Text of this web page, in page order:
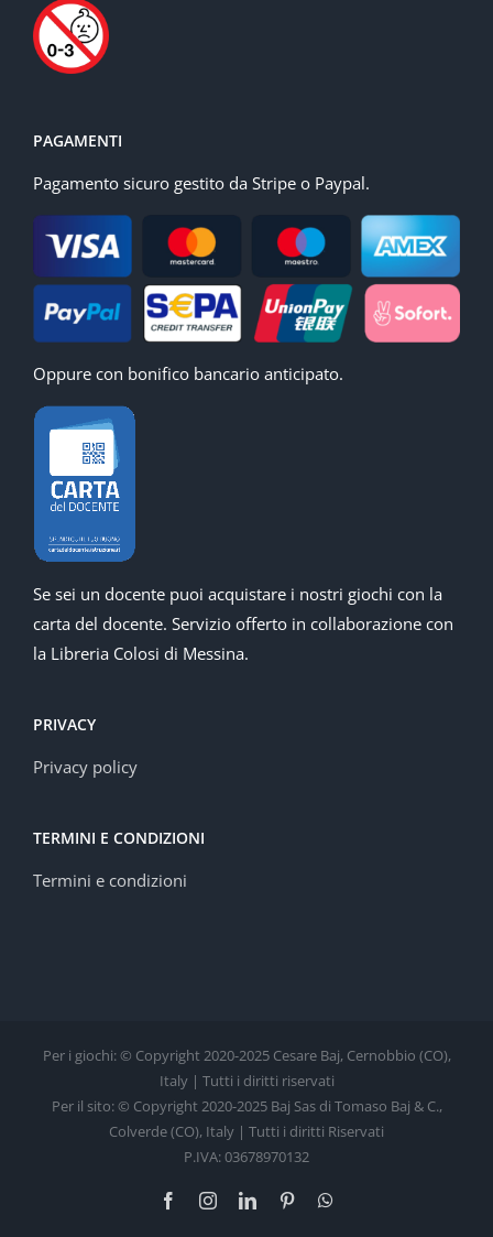
PAGAMENTI
Pagamento sicuro gestito da Stripe o Paypal.
Oppure con bonifico bancario anticipato.
Se sei un docente puoi acquistare i nostri giochi con la
carta del docente. Servizio offerto in collaborazione con
la Libreria Colosi di Messina.
PRIVACY
Privacy policy
TERMINI E CONDIZIONI
Termini e condizioni
Per i giochi: © Copyright 2020-2025 Cesare Baj, Cernobbio (CO),
Italy | Tutti i diritti riservati
Per il sito: © Copyright 2020-2025 Baj Sas di Tomaso Baj & C.,
Colverde (CO), Italy | Tutti i diritti Riservati
P.IVA: 03678970132
FacebookInstagramLinkedInPinterest